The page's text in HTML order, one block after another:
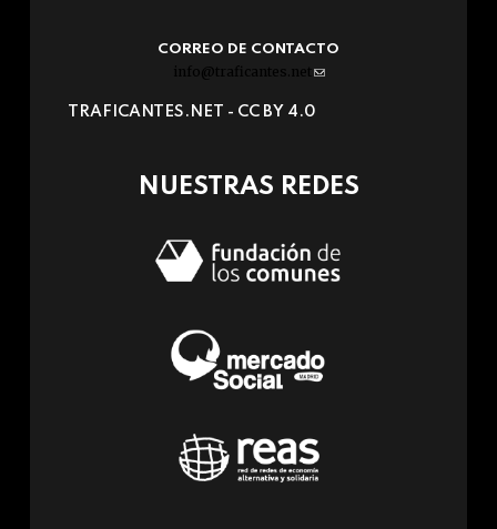
CORREO DE CONTACTO
info@traficantes.net (link
e-
TRAFICANTES.NET - CC BY 4.0
NUESTRAS REDES